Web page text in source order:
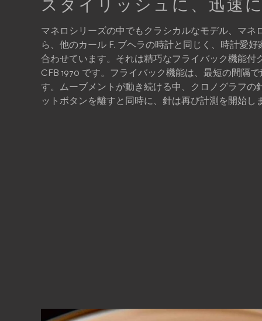
スタイリッシュに、迅速に
マネロシリーズの中でもクラシカルなモデル、マネ
ら、他のカール F. ブヘラの時計と同じく、時計愛
合わせています。それは精巧なフライバック機能付
CFB 1970 です。フライバック機能は、最短の間隔
す。ムーブメントが動き続ける中、クロノグラフの
ットボタンを離すと同時に、針は再び計測を開始し